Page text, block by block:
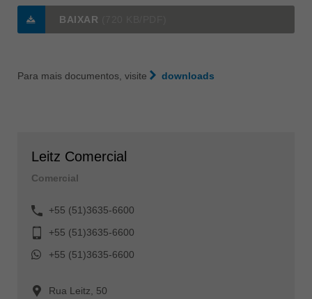
BAIXAR
Para mais documentos, visite downloads
Leitz Comercial
Comercial
+55 (51)3635-6600
+55 (51)3635-6600
+55 (51)3635-6600
Rua Leitz, 50